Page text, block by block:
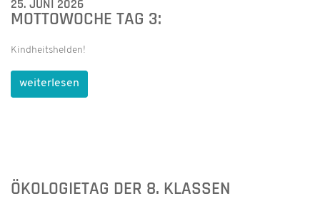
25. JUNI 2026
MOTTOWOCHE TAG 3:
Kindheitshelden!
weiterlesen
ÖKOLOGIETAG DER 8. KLASSEN